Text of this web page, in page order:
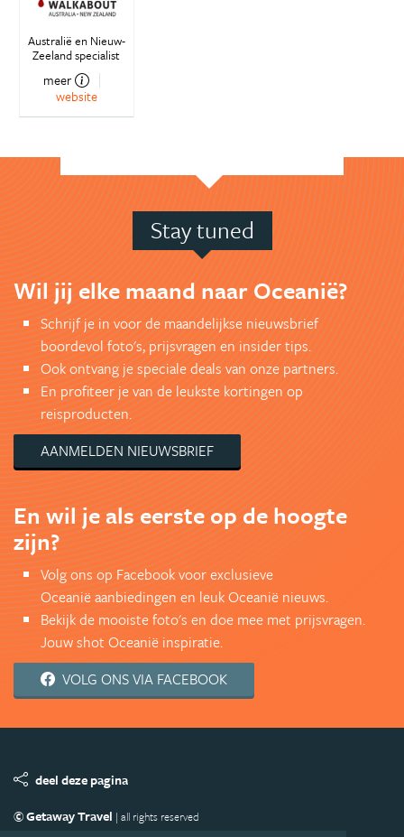
Australië en Nieuw-
Zeeland specialist
meer
website
Stay tuned
Wil jij elke maand naar Oceanië?
Schrijf je in voor de maandelijkse nieuwsbrief
boordevol foto's, prijsvragen en insider tips.
Ook ontvang je speciale deals van onze partners.
En profiteer je van de leukste kortingen op
reisproducten.
AANMELDEN NIEUWSBRIEF
En wil je als eerste op de hoogte
zijn?
Volg ons op Facebook voor exclusieve
Oceanië aanbiedingen en leuk Oceanië nieuws.
Bekijk de mooiste foto's en doe mee met prijsvragen.
Jouw shot Oceanië inspiratie.
VOLG ONS VIA FACEBOOK
deel deze pagina
© Getaway Travel | all rights reserved